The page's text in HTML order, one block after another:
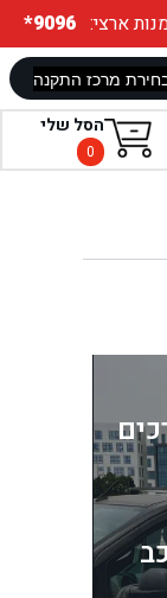
*9096 ארצי
הסל שלי
0